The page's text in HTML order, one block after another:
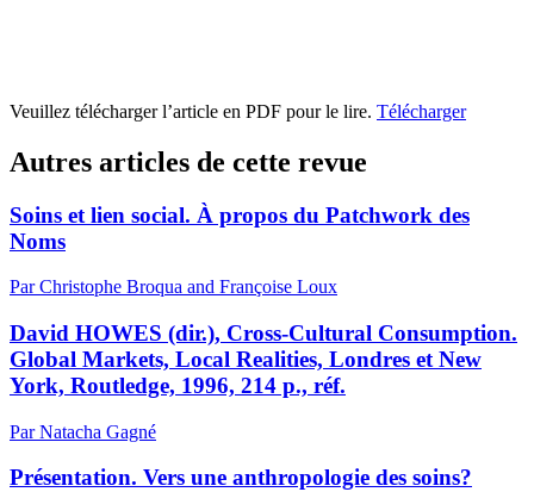
Veuillez télécharger l’article en PDF pour le lire. Télécharger
Autres articles de cette revue
Soins et lien social. À propos du Patchwork des
Noms
Par Christophe Broqua and Françoise Loux
David HOWES (dir.), Cross-Cultural Consumption.
Global Markets, Local Realities, Londres et New
York, Routledge, 1996, 214 p., réf.
Par Natacha Gagné
Présentation. Vers une anthropologie des soins?